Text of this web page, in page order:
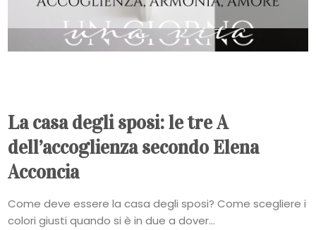
La casa degli sposi: le tre A
dell’accoglienza secondo Elena
Acconcia
Come deve essere la casa degli sposi? Come scegliere i
colori giusti quando si è in due a dover...